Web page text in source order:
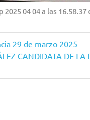
04 04 a las 16.58.37
29 de marzo 2025
CANDIDATA DE